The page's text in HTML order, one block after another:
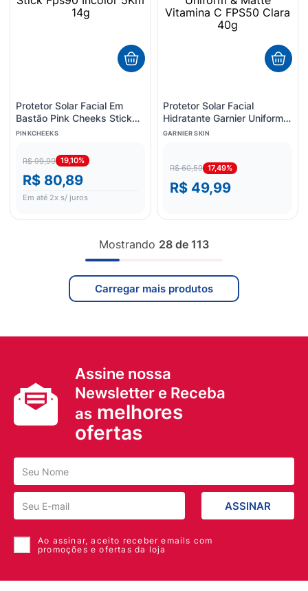
Protetor Solar Facial Em
Bastão Pink Cheeks Stick
Fps90 Incolor 5Km 14g
PINKCHEEKS
R$ 99,99 19,10%
R$ 80,89
Em até 2x s/ juros
Protetor Solar Facial
Hidratante Garnier Uniform &
Matte Vitamina C FPS50
GARNIER SKIN
R$ 60,59 17,49%
R$ 49,99
Mostrando 28 de 113
Assine nossa
Newsletter e Receba
as melhores
ofertas
ASSINAR
Ao assinar, aceito receber emails com
promoções e ofertas da loja